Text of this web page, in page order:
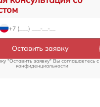
Оставить заявку
"Оставить заявку" Вы соглашаетесь c
конфиденциальности